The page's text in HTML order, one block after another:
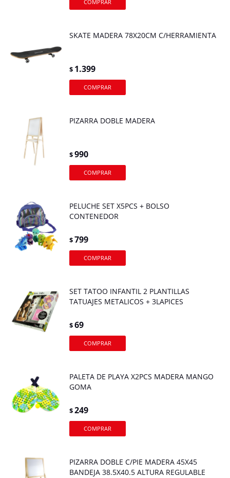
SKATE MADERA 78X20CM C/HERRAMIENTA
$ 1.399
PIZARRA DOBLE MADERA
$990
PELUCHE SET X5PCS + BOLSO
CONTENEDOR
$799
SET TATOO INFANTIL 2 PLANTILLAS
TATUAJES METALICOS + 3LAPICES
$69
PALETA DE PLAYA X2PCS MADERA MANGO
GOMA
$249
PIZARRA DOBLE C/PIE MADERA 45X45
BANDEJA 38.5X40.5 ALTURA REGULABLE